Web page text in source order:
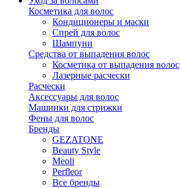
Косметика для волос
Кондиционеры и маски
Спрей для волос
Шампуни
Средства от выпадения волос
Косметика от выпадения волос
Лазерные расчески
Расчески
Аксессуары для волос
Машинки для стрижки
Фены для волос
Бренды
GEZATONE
Beauty Style
Meoli
Perfleor
Все бренды